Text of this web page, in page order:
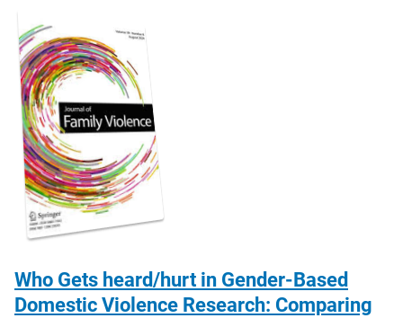
Who Gets heard/hurt in Gender-Based
Domestic Violence Research: Comparing